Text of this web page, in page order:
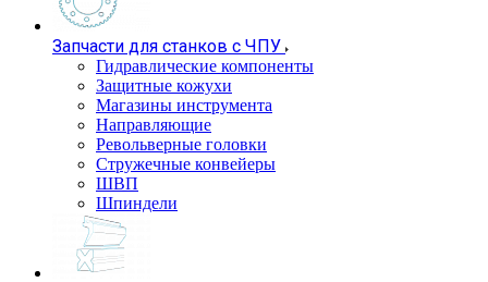
Запчасти для станков с ЧПУ
Гидравлические компоненты
Защитные кожухи
Магазины инструмента
Направляющие
Револьверные головки
Стружечные конвейеры
ШВП
Шпиндели